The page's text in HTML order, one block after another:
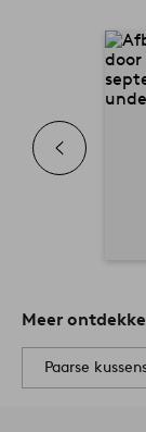
Meer
Paarse